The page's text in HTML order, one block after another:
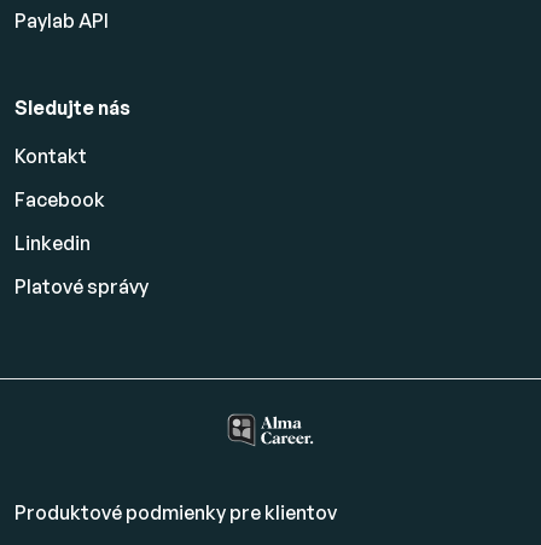
Paylab API
Sledujte nás
Kontakt
Facebook
Linkedin
Platovésprávy
Produktové podmienky pre klientov